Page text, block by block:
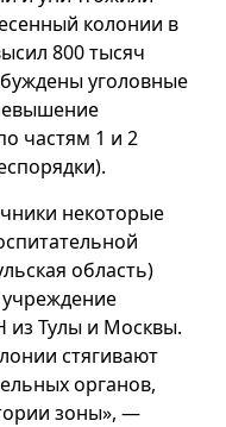
колонии в
800 тысяч
уголовные
частям 1 и 2
некоторые
область)
из Тулы и Москвы.
стягивают
органов,
зоны», —